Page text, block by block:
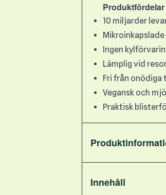
Produktfördelar
10 miljarder
Ingen
Lämplig vid
Fri från onödiga
Vegansk och
Praktisk
Innehåll